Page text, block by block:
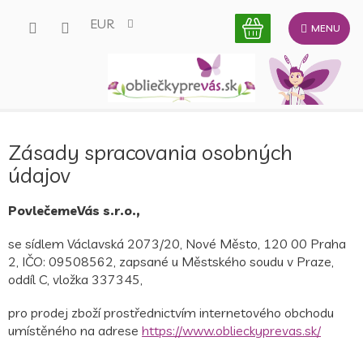
EUR
Zásady spracovania osobných
údajov
PovlečemeVás s.r.o.,
se sídlem Václavská 2073/20, Nové Město, 120 00 Praha
2, IČO: 09508562, zapsané u Městského soudu v Praze,
oddíl C, vložka 337345,
pro prodej zboží prostřednictvím internetového obchodu
umístěného na adrese https://www.oblieckyprevas.sk/